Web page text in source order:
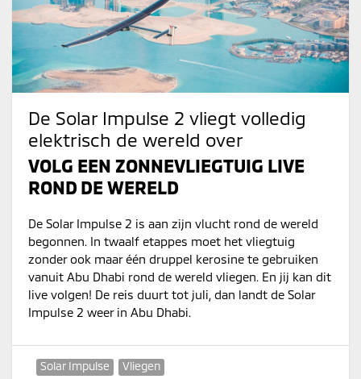
De Solar Impulse 2 vliegt volledig
elektrisch de wereld over
VOLG EEN ZONNEVLIEGTUIG LIVE
ROND DE WERELD
De Solar Impulse 2 is aan zijn vlucht rond de wereld
begonnen. In twaalf etappes moet het vliegtuig
zonder ook maar één druppel kerosine te gebruiken
vanuit Abu Dhabi rond de wereld vliegen. En jij kan dit
live volgen! De reis duurt tot juli, dan landt de Solar
Impulse 2 weer in Abu Dhabi.
Solar Impulse Vliegen